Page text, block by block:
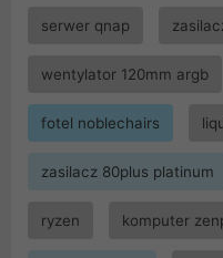
serwer qnap
wentylator 120mm argb
fotel noblechairs
zasilacz 80plus platinum
ryzen komputer